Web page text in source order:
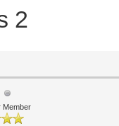
2
Member